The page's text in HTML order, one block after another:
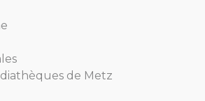
de Metz